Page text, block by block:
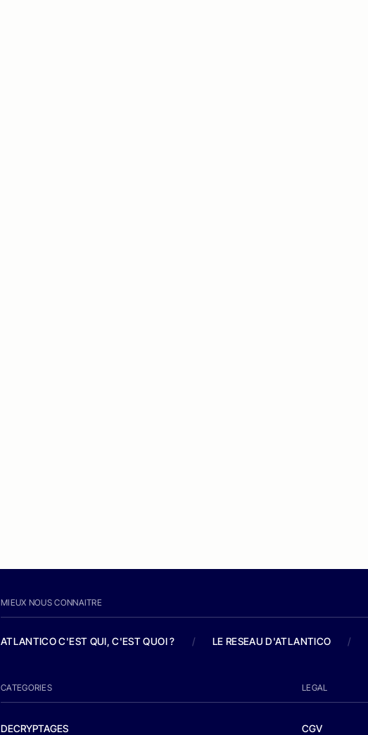
MIEUX NOUS CONNAITRE
ATLANTICO C'EST QUI, C'EST QUOI ? / LE RESEAU D'ATLANTICO /
CATEGORIES
DECRYPTAGES
LEGAL
CGV